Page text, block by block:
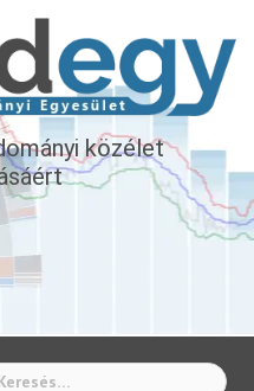
közélet